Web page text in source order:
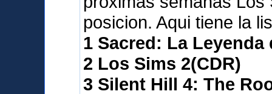
posicion. Aqui tiene la
1 Sacred: La Leyenda
2 Los Sims 2(CDR)
3 Silent Hill 4: The